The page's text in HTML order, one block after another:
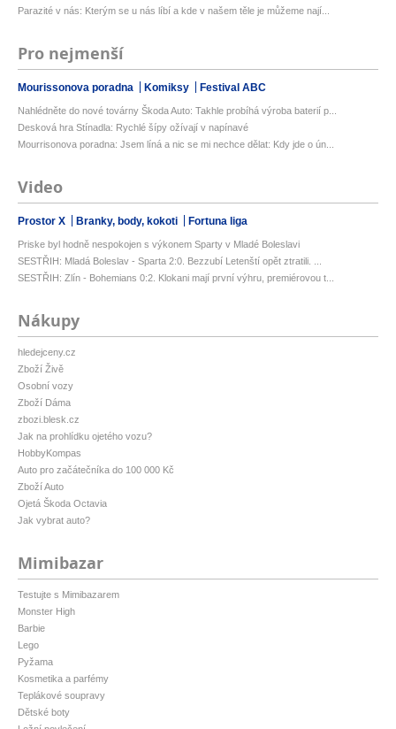
Parazité v nás: Kterým se u nás líbí a kde v našem těle je můžeme nají...
Pro nejmenší
Mourissonova poradna Komiksy Festival ABC
Nahlédněte do nové továrny Škoda Auto: Takhle probíhá výroba baterií p...
Desková hra Stínadla: Rychlé šípy ožívají v napínavé
Mourrisonova poradna: Jsem líná a nic se mi nechce dělat: Kdy jde o ún...
Video
Prostor X Branky, body, kokoti Fortuna liga
Priske byl hodně nespokojen s výkonem Sparty v Mladé Boleslavi
SESTŘIH: Mladá Boleslav - Sparta 2:0. Bezzubí Letenští opět ztratili. ...
SESTŘIH: Zlín - Bohemians 0:2. Klokani mají první výhru, premiérovou t...
Nákupy
hledejceny.cz
Zboží Živě
Osobní vozy
Zboží Dáma
zbozi.blesk.cz
Jak na prohlídku ojetého vozu?
HobbyKompas
Auto pro začátečníka do 100 000 Kč
Zboží Auto
Ojetá Škoda Octavia
Jak vybrat auto?
Mimibazar
Testujte s Mimibazarem
Monster High
Barbie
Lego
Pyžama
Kosmetika a parfémy
Teplákové soupravy
Dětské boty